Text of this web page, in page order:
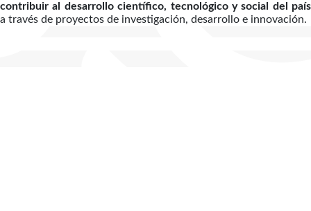
contribuir al desarrollo científico, tecnológico y social del país
a través de proyectos de investigación, desarrollo e innovación.